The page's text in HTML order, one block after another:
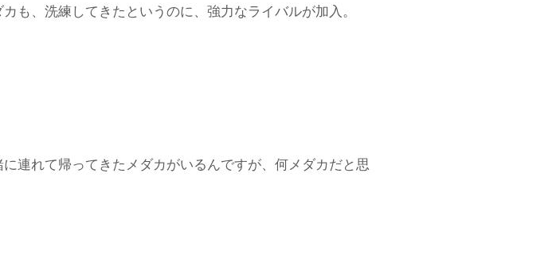
も、洗練してきたというのに、強力なライバルが加入。
連れて帰ってきたメダカがいるんですが、何メダカだと思